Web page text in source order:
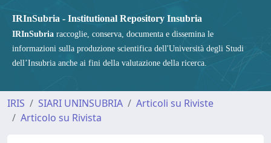
IRInSubria - Institutional Repository Insubria
IRInSubria raccoglie, conserva, documenta e dissemina le
informazioni sulla produzione scientifica dell'Università degli Studi
dell’Insubria anche ai fini della valutazione della ricerca.
IRIS SIARI UNINSUBRIA
Articoli su Riviste
Articolo su Rivista